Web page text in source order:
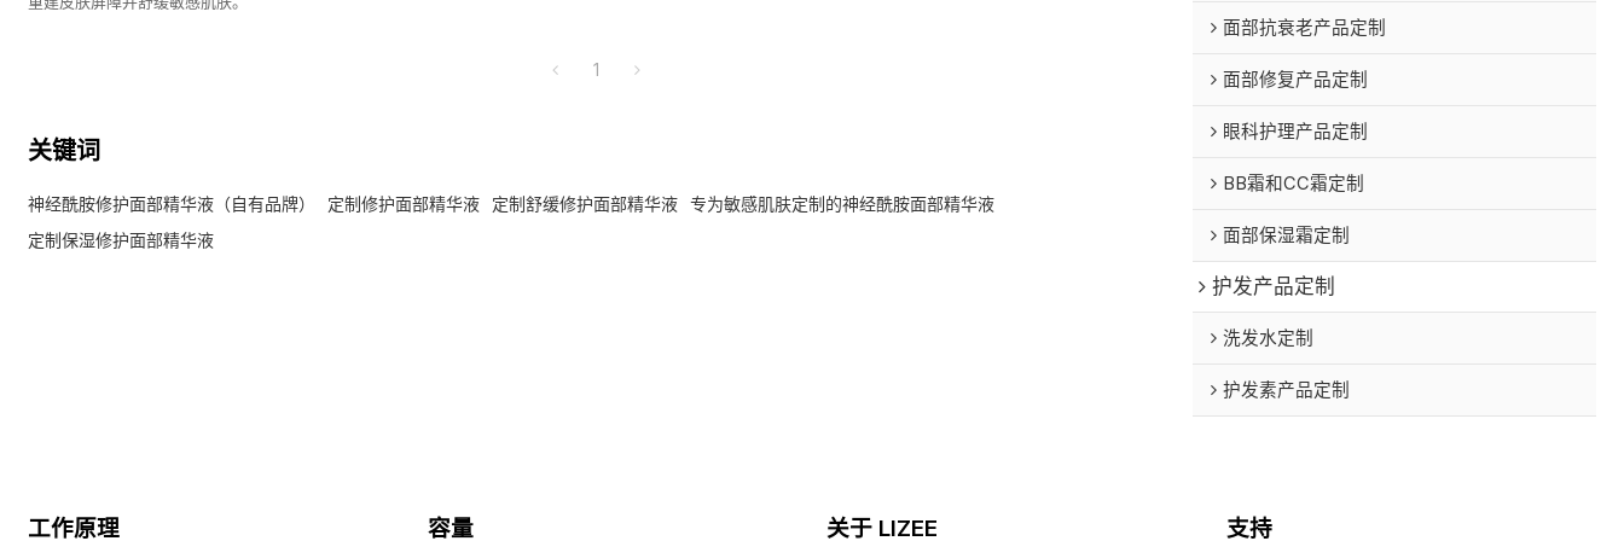
1
关键词
神经酰胺修护面部精华液（自有品牌） 定制修护面部精华液 定制舒缓修护面部精华液
专为敏感肌肤定制的神经酰胺面部精华液
定制保湿修护面部精华液
面部抗衰老产品定制
面部修复产品定制
眼科护理产品定制
BB霜和CC霜定制
面部保湿霜定制
护发产品定制
洗发水定制
护发素产品定制
工作原理 容量 关于 LIZEE 支持